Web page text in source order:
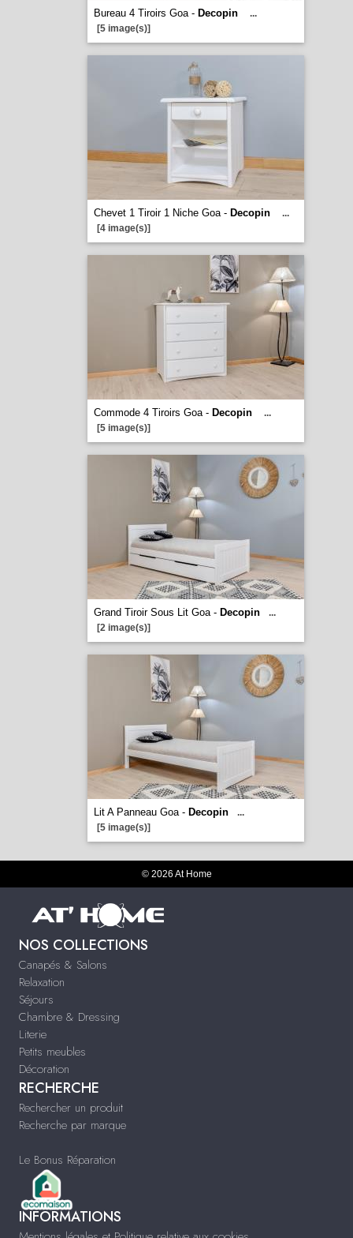
Bureau 4 Tiroirs Goa - Decopin
...
[5 image(s)]
Chevet 1 Tiroir 1 Niche Goa - Decopin
...
[4 image(s)]
Commode 4 Tiroirs Goa - Decopin
...
[5 image(s)]
Grand Tiroir Sous Lit Goa - Decopin
...
[2 image(s)]
Lit A Panneau Goa - Decopin
...
[5 image(s)]
© 2026 At Home
NOS COLLECTIONS
Canapés & Salons
Relaxation
Séjours
Chambre & Dressing
Literie
Petits meubles
Décoration
RECHERCHE
Rechercher un produit
Recherche par marque
Le Bonus Réparation
INFORMATIONS